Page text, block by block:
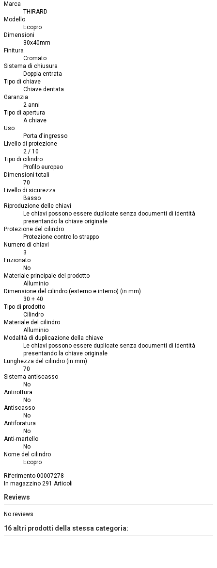
Marca
THIRARD
Modello
Ecopro
Dimensioni
30x40mm
Finitura
Cromato
Sistema di chiusura
Doppia entrata
Tipo di chiave
Chiave dentata
Garanzia
2 anni
Tipo di apertura
A chiave
Uso
Porta d'ingresso
Livello di protezione
2 / 10
Tipo di cilindro
Profilo europeo
Dimensioni totali
70
Livello di sicurezza
Basso
Riproduzione delle chiavi
Le chiavi possono essere duplicate senza documenti di identità
presentando la chiave originale
Protezione del cilindro
Protezione contro lo strappo
Numero di chiavi
3
Frizionato
No
Materiale principale del prodotto
Alluminio
Dimensione del cilindro (esterno e interno) (in mm)
30 + 40
Tipo di prodotto
Cilindro
Materiale del cilindro
Alluminio
Modalità di duplicazione della chiave
Le chiavi possono essere duplicate senza documenti di identità
presentando la chiave originale
Lunghezza del cilindro (in mm)
70
Sistema antiscasso
No
Antirottura
No
Antiscasso
No
Antiforatura
No
Anti-martello
No
Nome del cilindro
Ecopro
Riferimento 00007278
In magazzino 291 Articoli
Reviews
No reviews
16 altri prodotti della stessa categoria: